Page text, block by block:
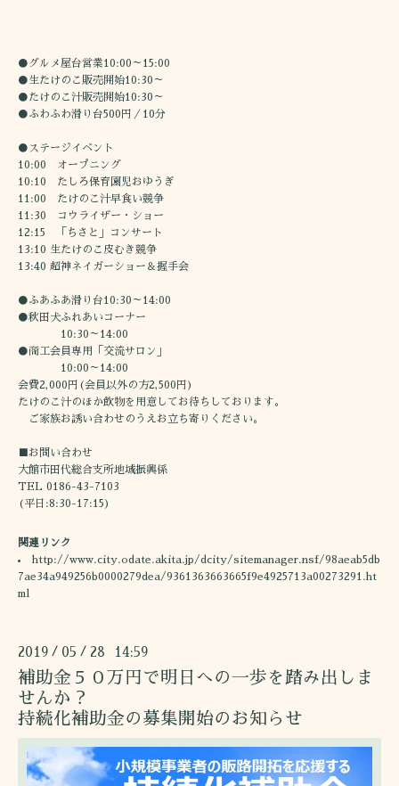
●グルメ屋台営業10:00～15:00
●生たけのこ販売開始10:30～
●たけのこ汁販売開始10:30～
●ふわふわ滑り台500円／10分
●ステージイベント
10:00 オープニング
10:10 たしろ保育園児おゆうぎ
11:00 たけのこ汁早食い競争
11:30 コウライザー・ショー
12:15 「ちさと」コンサート
13:10 生たけのこ皮むき競争
13:40 超神ネイガーショー＆握手会
●ふあふあ滑り台10:30～14:00
●秋田犬ふれあいコーナー
10:30～14:00
●商工会員専用「交流サロン」
10:00～14:00
会費2,000円(会員以外の方2,500円)
たけのこ汁のほか飲物を用意してお待ちしております。
ご家族お誘い合わせのうえお立ち寄りください。
■お問い合わせ
大館市田代総合支所地域振興係
TEL 0186-43-7103
(平日:8:30-17:15)
関連リンク
http://www.city.odate.akita.jp/dcity/sitemanager.nsf/98aeab5db
7ae34a949256b0000279dea/9361363663665f9e4925713a00273291.ht
ml
2019 / 05 / 28 14:59
補助金５０万円で明日への一歩を踏み出しま
せんか？
持続化補助金の募集開始のお知らせ